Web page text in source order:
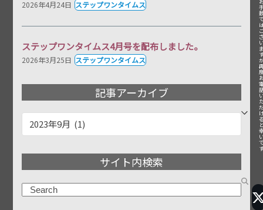
2026年4月24日 ステップワンタイムス
ステップワンタイムス4月号を配布しました。
2026年3月25日 ステップワンタイムス
記事アーカイブ
記
事
サイト内検索